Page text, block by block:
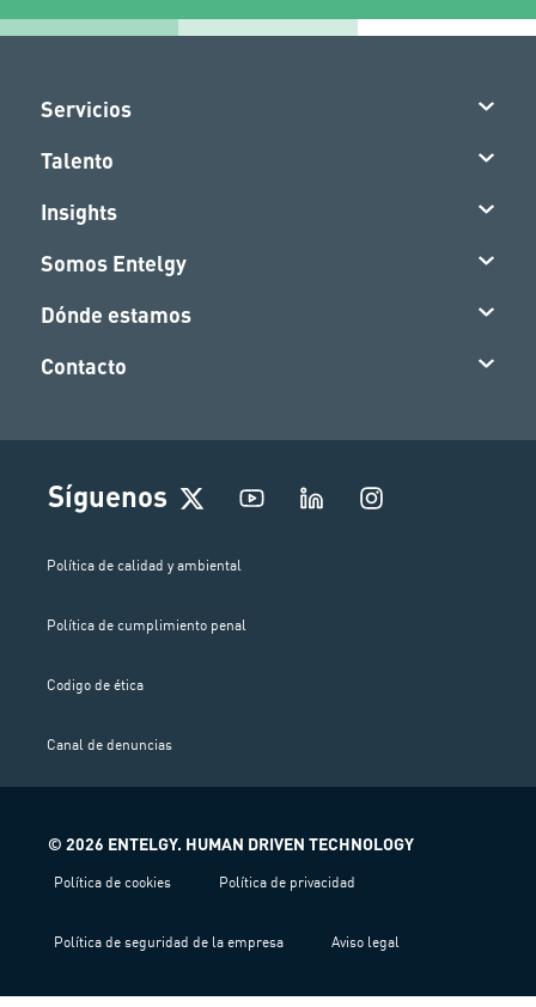
Servicios
Talento
Insights
Somos Entelgy
Dónde estamos
Contacto
Síguenos
I
n
Política de calidad y ambiental
Política de cumplimiento penal
Codigo de ética
Canal de denuncias
© 2026 ENTELGY. HUMAN DRIVEN TECHNOLOGY
Política de cookies Política de privacidad
Política de seguridad de la empresa Aviso legal